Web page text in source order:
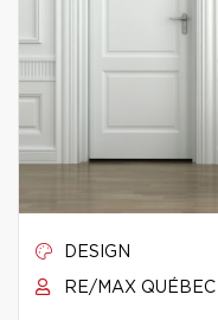
DESIGN
RE/MAX QUÉBEC